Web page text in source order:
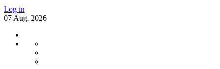
Log in
07 Aug. 2026